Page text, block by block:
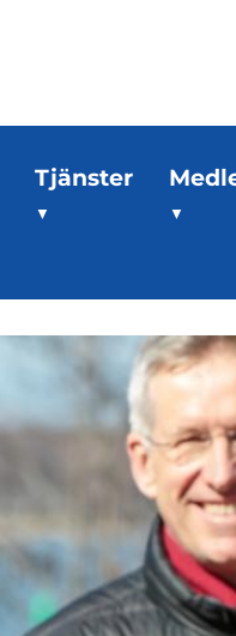
Tjänster